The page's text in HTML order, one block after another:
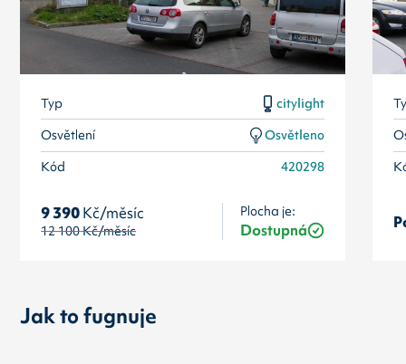
Typ
citylight
Osvětlení
Osvětleno
Kód
420298
9 390Kč/měsíc
12 100Kč/měsíc
Plocha je:
Dostupná
Jak to fugnuje